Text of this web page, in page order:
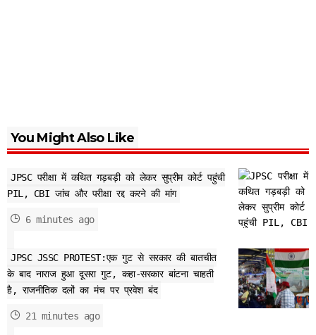
You Might Also Like
JPSC परीक्षा में कथित गड़बड़ी को लेकर सुप्रीम कोर्ट पहुंची
PIL, CBI जांच और परीक्षा रद्द करने की मांग
6 minutes ago
JPSC JSSC PROTEST:एक गुट से सरकार की बातचीत
के बाद नाराज हुआ दूसरा गुट, कहा-सरकार बांटना चाहती
है, राजनीतिक दलों का मंच पर प्रवेश बंद
21 minutes ago